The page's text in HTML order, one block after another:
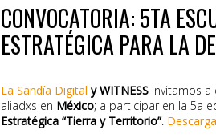
CONVOCATORIA: 5TA
ESTRATÉGICA PARA LA
La Sandía Digital y WITNESS invitamos a
aliadxs en México; a participar en la 5a
Estratégica “Tierra y Territorio”.